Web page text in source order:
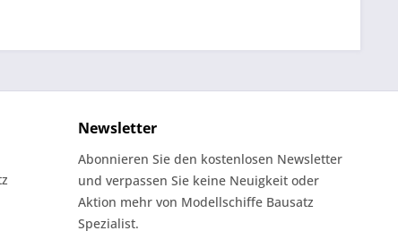
Newsletter
Abonnieren Sie den kostenlosen Newsletter
und verpassen Sie keine Neuigkeit oder
Aktion mehr von Modellschiffe Bausatz
Spezialist.